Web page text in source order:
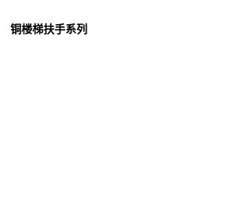
铜楼梯扶手系列